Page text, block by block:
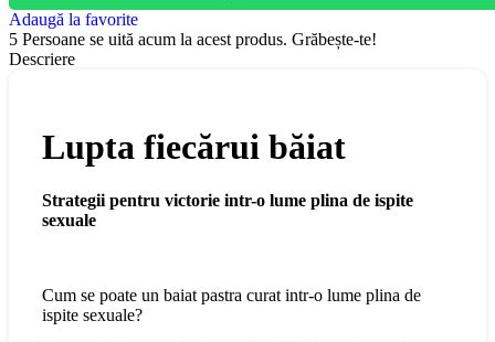
Adaugă la favorite
5 Persoane se uită acum la acest produs. Grăbește-te!
Descriere
Lupta fiecărui băiat
Strategii pentru victorie intr-o lume plina de ispite
sexuale
Cum se poate un baiat pastra curat intr-o lume plina de
ispite sexuale?